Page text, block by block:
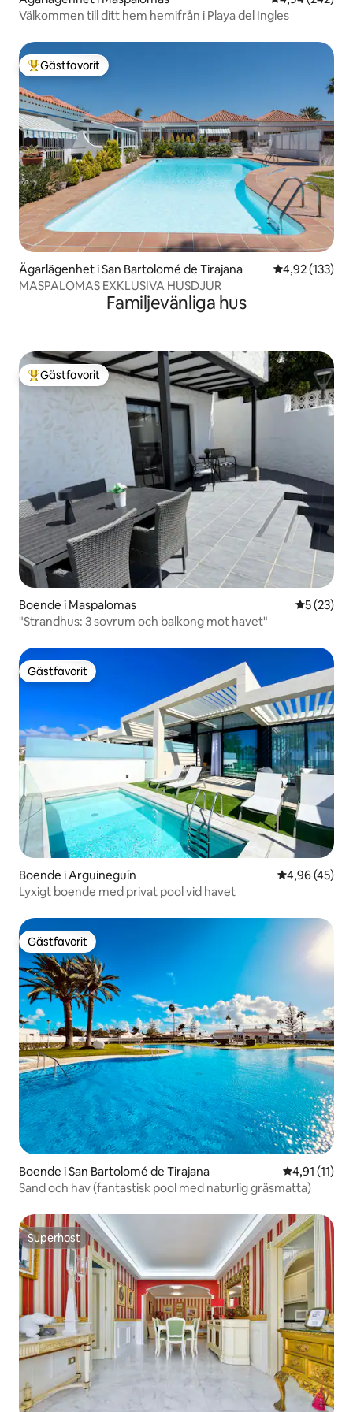
Välkommen till ditt hem hemifrån i Playa del Ingles
Populär gästfavorit
Gästfavorit
Ägarlägenhet i San Bartolomé de Tirajana 4,92 av 5 i
4,92 (133)
MASPALOMAS EXKLUSIVA HUSDJUR
Familjevänliga hus
Populär gästfavorit
Gästfavorit
Boende i Maspalomas 5 av 5 i
5 (23)
"Strandhus: 3 sovrum och balkong mot havet"
Gästfavorit
Gästfavorit
Boende i Arguineguín 4,96 av 5 i
4,96 (45)
Lyxigt boende med privat pool vid havet
Gästfavorit
Gästfavorit
Boende i San Bartolomé de Tirajana 4,91 av 5 i
4,91 (11)
Sand och hav (fantastisk pool med naturlig gräsmatta)
Superhost
Superhost